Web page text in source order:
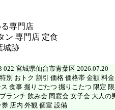
専門店
ン 専門店 定食
城跡
022 宮城県仙台市青葉区 2026.07.20
別 おトク 割引 価格 価格帯 金額 料
食事 掘りごたつ 掘りこたつ 限定
ランチ 飲み会 同窓会 女子会 大人の
店内 外観 個室 設備